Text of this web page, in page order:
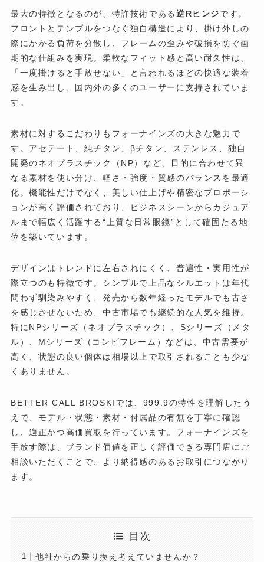
最大の特徴となるのが、特許技術である 逆Rヒンジです。
フロントとテンプルをつなぐ独自構造により、掛け外しの
際にかかる負荷を分散し、フレームの歪みや破損を防ぐ画
期的な仕組みを実現。柔軟なフィット感と高い耐久性は、
「一度掛けると手放せない」と言われるほどの快適な装着
感を生み出し、国内外の多くのユーザーに支持されていま
す。
素材に対するこだわりもフォーナインズの大きな魅力で
す。アセテート、純チタン、βチタン、ステンレス、独自
開発のネオプラスチック（NP）など、目的に合わせて異
なる素材を使い分け、軽さ・強度・質感のバランスを最適
化。機能性だけでなく、美しい仕上げや精密なプロポーシ
ョンが高く評価されており、ビジネスシーンからカジュア
ルまで幅広く活躍する“上質な日常眼鏡”として確固たる地
位を築いています。
デザインはトレンドに左右されにくく、普遍性・実用性が
際立つのも特徴です。シンプルで上品なシルエットは年代
問わず馴染みやすく、発売から数年経ったモデルでも古さ
を感じさせないため、中古市場でも継続的な人気を維持。
特にNPシリーズ（ネオプラスチック）、Sシリーズ（メタ
ル）、Mシリーズ（コンビフレーム）などは、中古需要が
高く、状態の良い個体は相場以上で取引されることも少な
くありません。
BETTER CALL BROSKIでは、999.9の特性を理解したう
えで、モデル・状態・素材・付属品の有無を丁寧に確認
し、適正かつ高価買取を行っています。フォーナインズを
手放す際は、ブランド価値を正しく評価できる専門店にご
相談いただくことで、より納得感のあるお取引につながり
ます。
目次
他社からの乗り換え考えていませんか？